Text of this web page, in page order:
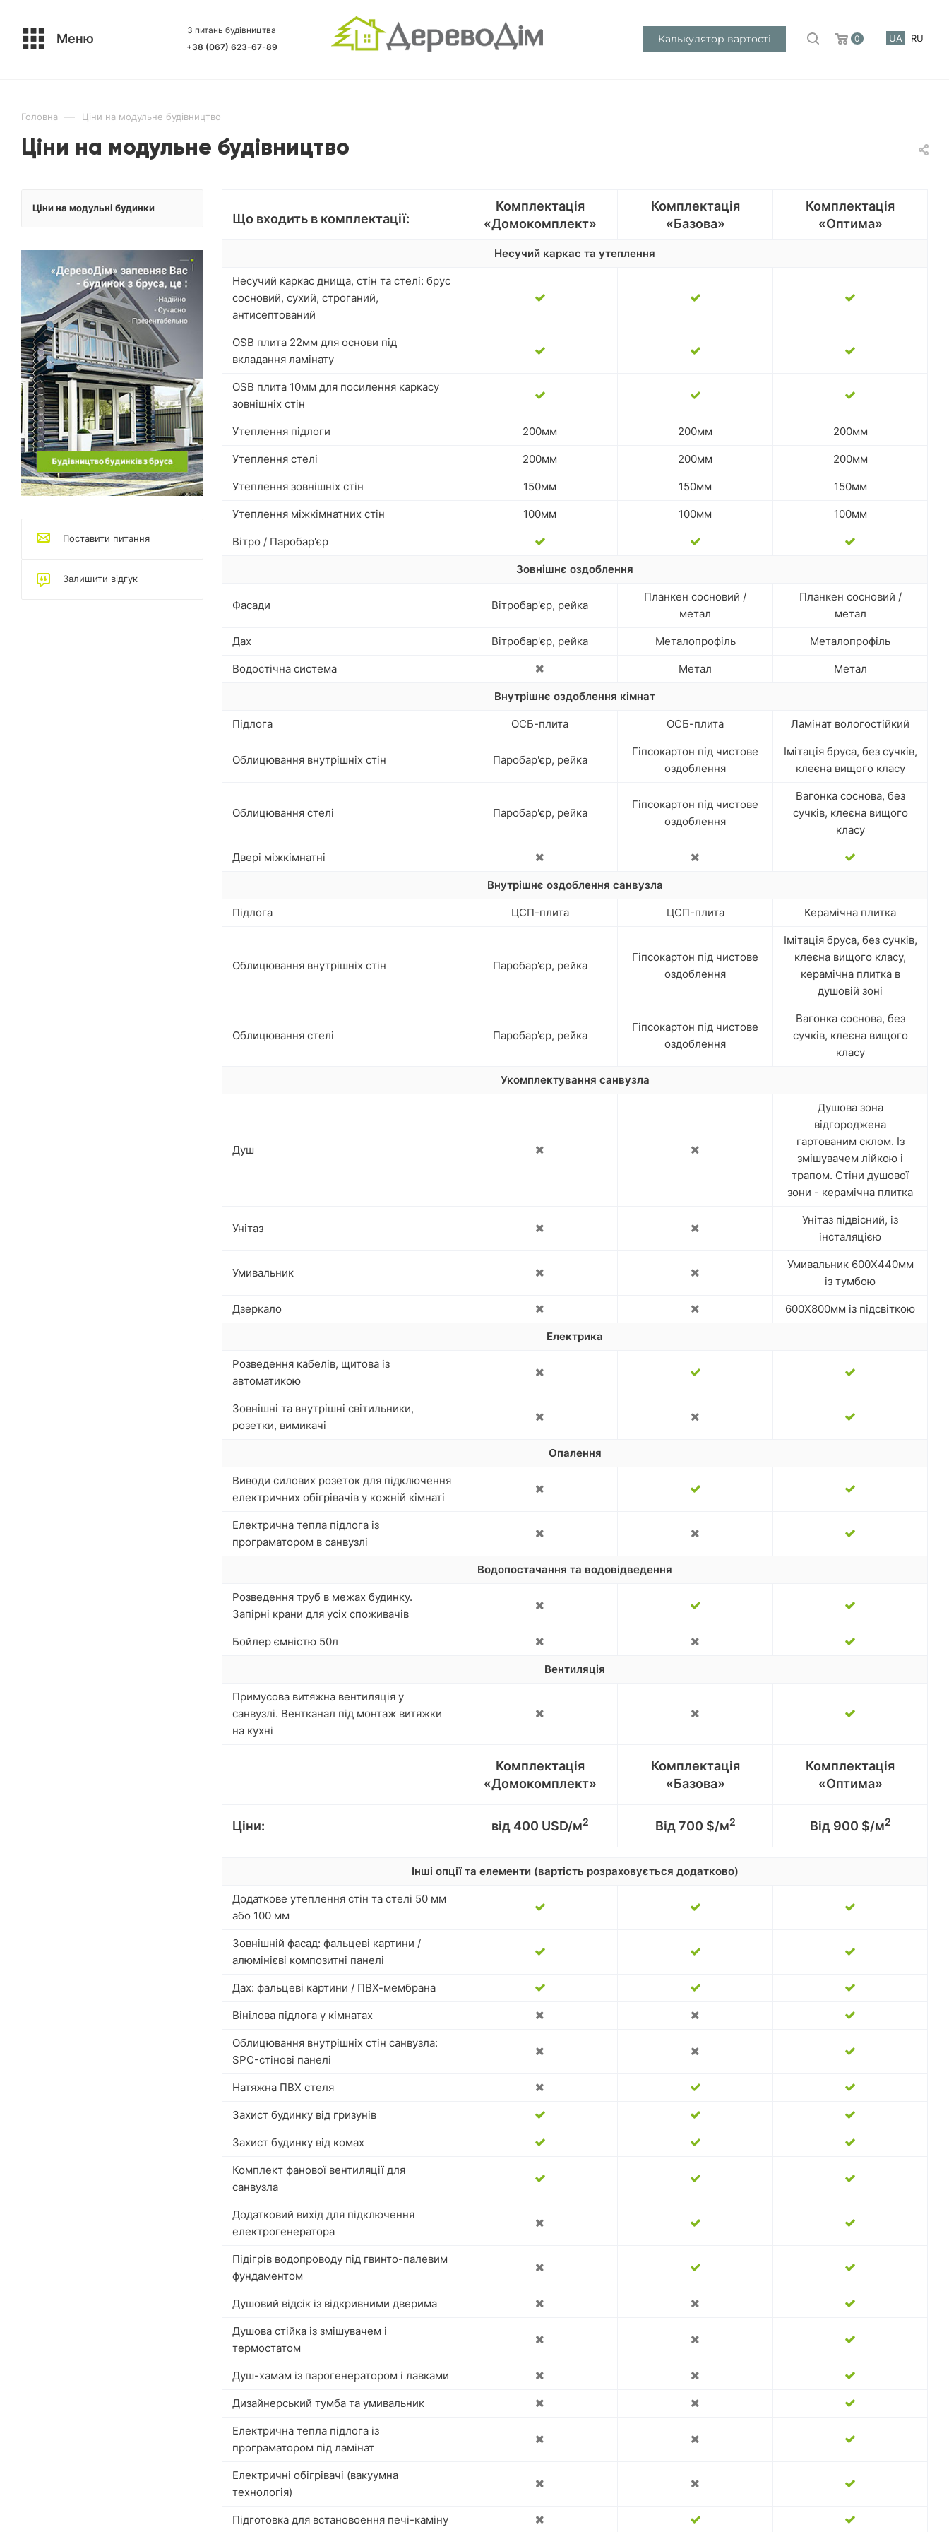
Меню
З питань будівництва
+38 (067) 623-67-89
UA RU
0
Калькулятор вартості
Головна — Ціни на модульне будівництво
Ціни на модульне будівництво
Що входить в комплектації:
Комплектація
«Домокомплект»
Комплектація
«Базова»
Комплектація
«Оптима»
Несучий каркас та утеплення
Несучий каркас днища, стін та стелі: брус
сосновий, сухий, строганий,
антисептований
OSB плита 22мм для основи під
вкладання ламінату
OSB плита 10мм для посилення каркасу
зовнішніх стін
Утеплення підлоги 200мм 200мм 200мм
Утеплення стелі 200мм 200мм 200мм
Утеплення зовнішніх стін 150мм 150мм 150мм
Утеплення міжкімнатних стін 100мм 100мм 100мм
Вітро / Паробар'єр
Зовнішнє оздоблення
Фасади Вітробар'єр, рейка
Планкен сосновий /
метал
Планкен сосновий /
метал
Дах Вітробар'єр, рейка Металопрофіль Металопрофіль
Водостічна система Метал Метал
Внутрішнє оздоблення кімнат
Підлога ОСБ-плита ОСБ-плита Ламінат вологостійкий
Облицювання внутрішніх стін Паробар'єр, рейка
Гіпсокартон під чистове
оздоблення
Імітація бруса, без сучків,
клеєна вищого класу
Облицювання стелі Паробар'єр, рейка
Гіпсокартон під чистове
оздоблення
Вагонка соснова, без
сучків, клеєна вищого
класу
Двері міжкімнатні
Внутрішнє оздоблення санвузла
Підлога ЦСП-плита ЦСП-плита Керамічна плитка
Облицювання внутрішніх стін Паробар'єр, рейка
Гіпсокартон під чистове
оздоблення
Імітація бруса, без сучків,
клеєна вищого класу,
керамічна плитка в
душовій зоні
Облицювання стелі Паробар'єр, рейка
Гіпсокартон під чистове
оздоблення
Вагонка соснова, без
сучків, клеєна вищого
класу
Укомплектування санвузла
Душ
Душова зона
відгороджена
гартованим склом. Із
змішувачем лійкою і
трапом. Стіни душової
зони - керамічна плитка
Унітаз
Унітаз підвісний, із
інсталяцією
Умивальник
Умивальник 600Х440мм
із тумбою
Дзеркало 600Х800мм із підсвіткою
Електрика
Розведення кабелів, щитова із
автоматикою
Зовнішні та внутрішні світильники,
розетки, вимикачі
Опалення
Виводи силових розеток для підключення
електричних обігрівачів у кожній кімнаті
Електрична тепла підлога із
програматором в санвузлі
Водопостачання та водовідведення
Розведення труб в межах будинку.
Запірні крани для усіх споживачів
Бойлер ємністю 50л
Вентиляція
Примусова витяжна вентиляція у
санвузлі. Вентканал під монтаж витяжки
на кухні
Комплектація
«Домокомплект»
Комплектація
«Базова»
Комплектація
«Оптима»
Ціни: від 400 USD/м2 Від 700 $/м2 Від 900 $/м2
Інші опції та елементи (вартість розраховується додатково)
Додаткове утеплення стін та стелі 50 мм
або 100 мм
Зовнішній фасад: фальцеві картини /
алюмінієві композитні панелі
Дах: фальцеві картини / ПВХ-мембрана
Вінілова підлога у кімнатах
Облицювання внутрішніх стін санвузла:
SPC-стінові панелі
Натяжна ПВХ стеля
Захист будинку від гризунів
Захист будинку від комах
Комплект фанової вентиляції для
санвузла
Додатковий вихід для підключення
електрогенератора
Підігрів водопроводу під гвинто-палевим
фундаментом
Душовий відсік із відкривними дверима
Душова стійка із змішувачем і
термостатом
Душ-хамам із парогенератором і лавками
Дизайнерський тумба та умивальник
Електрична тепла підлога із
програматором під ламінат
Електричні обігрівачі (вакуумна
технологія)
Підготовка для встановоення печі-каміну
Ціни на модульні будинки
Поставити питання
Залишити відгук